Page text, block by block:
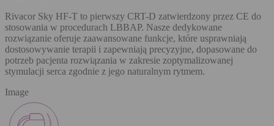
Rivacor Sky HF-T to pierwszy CRT-D zatwierdzony przez CE do
stosowania w procedurach LBBAP. Nasze dedykowane
rozwiązanie oferuje zaawansowane funkcje, które usprawniają
dostosowywanie terapii i zapewniają precyzyjne, dopasowane do
potrzeb pacjenta rozwiązania w zakresie zoptymalizowanej
stymulacji serca zgodnie z jego naturalnym rytmem.
Image